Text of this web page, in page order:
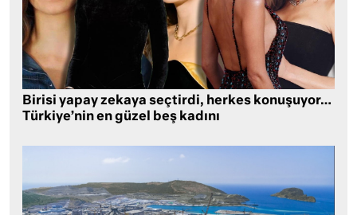
Birisi yapay zekaya seçtirdi, herkes konuşuyor…
Türkiye’nin en güzel beş kadını